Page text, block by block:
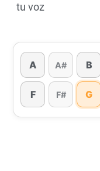
tu voz
A A# B
F F# G